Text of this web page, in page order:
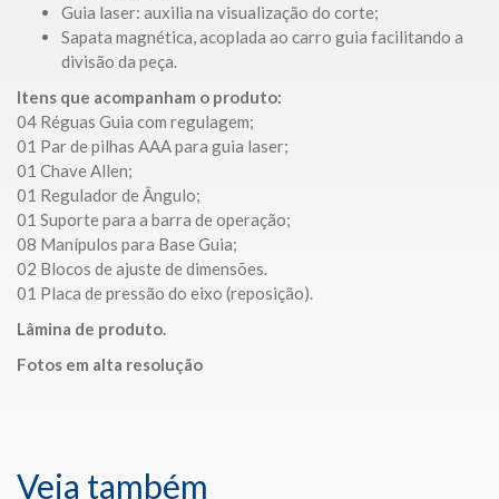
Guia laser: auxilia na visualização do corte;
Sapata magnética, acoplada ao carro guia facilitando a
divisão da peça.
Itens que acompanham o produto:
04 Réguas Guia com regulagem;
01 Par de pilhas AAA para guia laser;
01 Chave Allen;
01 Regulador de Ângulo;
01 Suporte para a barra de operação;
08 Manípulos para Base Guia;
02 Blocos de ajuste de dimensões.
01 Placa de pressão do eixo (reposição).
Lâmina de produto.
Fotos em alta resolução
Veja também